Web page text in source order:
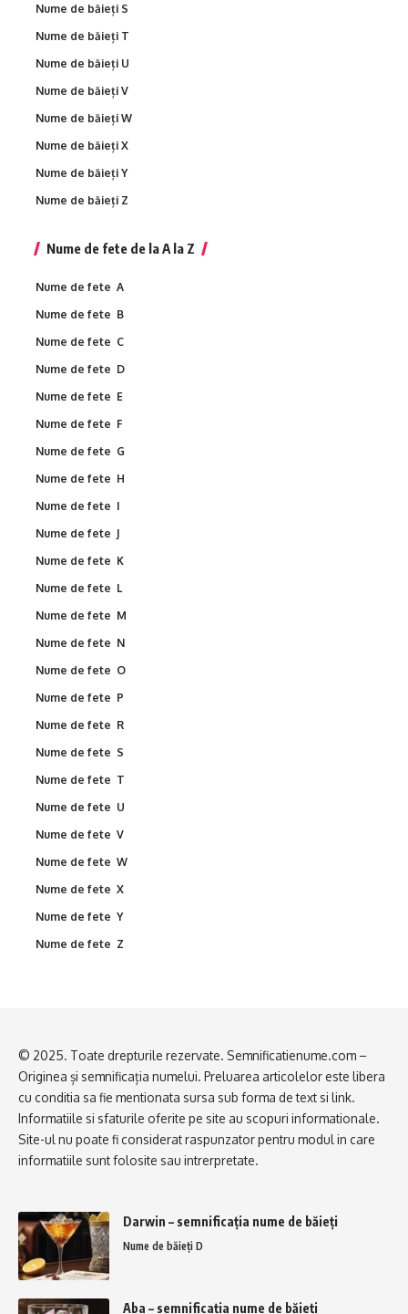
Nume de băieți S
Nume de băieți T
Nume de băieți U
Nume de băieți V
Nume de băieți W
Nume de băieți X
Nume de băieți Y
Nume de băieți Z
Nume de fete de la A la Z
Nume de fete A
Nume de fete B
Nume de fete C
Nume de fete D
Nume de fete E
Nume de fete F
Nume de fete G
Nume de fete H
Nume de fete I
Nume de fete J
Nume de fete K
Nume de fete L
Nume de fete M
Nume de fete N
Nume de fete O
Nume de fete P
Nume de fete R
Nume de fete S
Nume de fete T
Nume de fete U
Nume de fete V
Nume de fete W
Nume de fete X
Nume de fete Y
Nume de fete Z
© 2025. Toate drepturile rezervate. Semnificatienume.com –
Originea și semnificația numelui. Preluarea articolelor este libera
cu conditia sa fie mentionata sursa sub forma de text si link.
Informatiile si sfaturile oferite pe site au scopuri informationale.
Site-ul nu poate fi considerat raspunzator pentru modul in care
informatiile sunt folosite sau intrerpretate.
Darwin – semnificația nume de băieți
Nume de băieți D
Aba – semnificația nume de băieți